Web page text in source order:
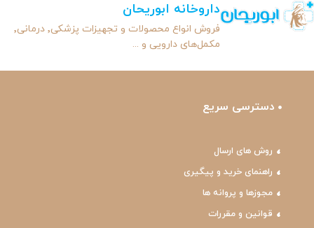
داروخانه ابوریحان
فروش انواع محصولات و تجهیزات پزشکی٬ درمانی٬
مکمل‌های دارویی و ...
دسترسی سریع
روش های ارسال
راهنمای خرید و پیگیری
مجوزها و پروانه ها
قوانین و مقررات